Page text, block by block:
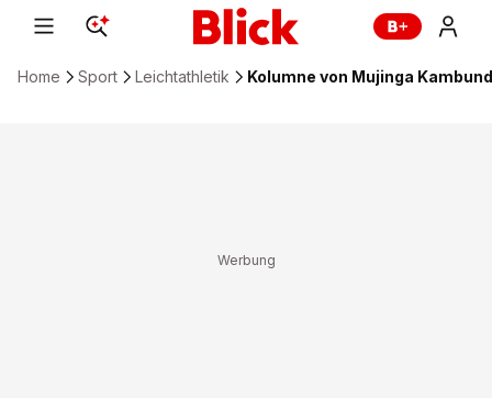
Home Sport Leichtathletik Kolumne von Mujinga